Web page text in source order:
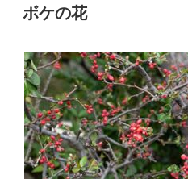
稿
日:
ボケの花